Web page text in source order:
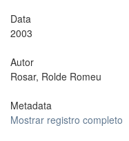
Data
2003
Autor
Rosar, Rolde Romeu
Metadata
Mostrar registro completo